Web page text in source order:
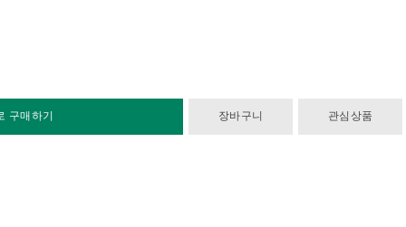
구매하기 장바구니 관심상품